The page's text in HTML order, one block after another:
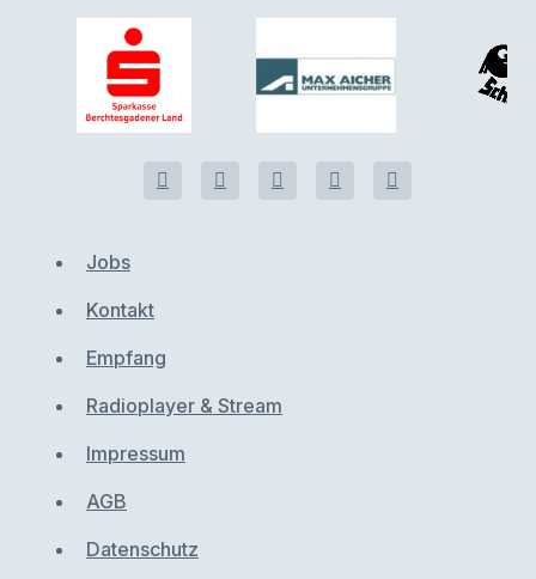
Jobs
Kontakt
Empfang
Radioplayer & Stream
Impressum
AGB
Datenschutz